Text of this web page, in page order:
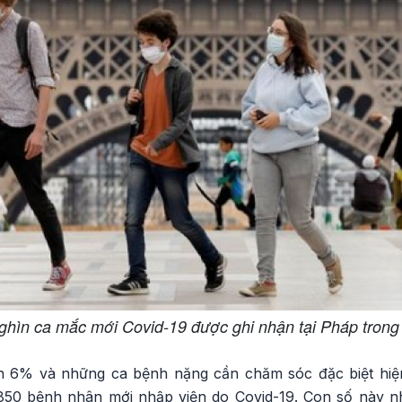
ca mắc mới Covid-19 được ghi nhận tại Pháp
6% và những ca bệnh nặng cần chăm sóc đặc biệt
bệnh nhân mới nhập viện do Covid-19. Con số này